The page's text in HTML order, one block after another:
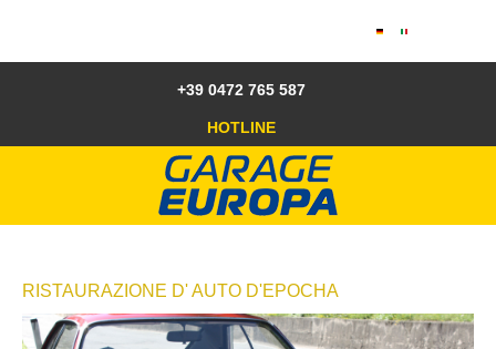
+39 0472 765 587
HOTLINE
RISTAURAZIONE D'AUTO D'EPOCHA